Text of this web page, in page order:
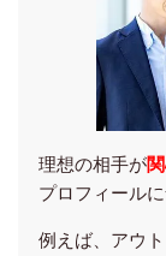
理想の相手が
プロフィールに
例えば、アウ